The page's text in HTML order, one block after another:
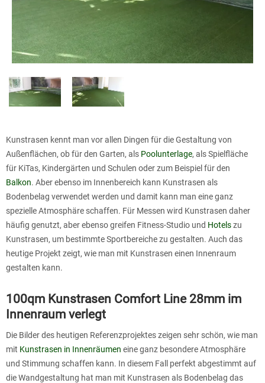
Kunstrasen kennt man vor allen Dingen für die Gestaltung von
Außenflächen, ob für den Garten, als Poolunterlage, als Spielfläche
für KiTas, Kindergärten und Schulen oder zum Beispiel für den
Balkon. Aber ebenso im Innenbereich kann Kunstrasen als
Bodenbelag verwendet werden und damit kann man eine ganz
spezielle Atmosphäre schaffen. Für Messen wird Kunstrasen daher
häufig genutzt, aber ebenso greifen Fitness-Studio und Hotelszu
Kunstrasen, um bestimmte Sportbereiche zu gestalten. Auch das
heutige Projekt zeigt, wie man mit Kunstrasen einen Innenraum
gestalten kann.
100qm Kunstrasen Comfort Line 28mm im
Innenraum verlegt
Die Bilder des heutigen Referenzprojektes zeigen sehr schön, wie man
mit Kunstrasen in Innenräumen eine ganz besondere Atmosphäre
und Stimmung schaffen kann. In diesem Fall perfekt abgestimmt auf
die Wandgestaltung hat man mit Kunstrasen als Bodenbelag das